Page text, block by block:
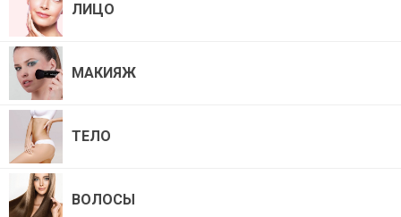
ЛИЦО
МАКИЯЖ
ТЕЛО
ВОЛОСЫ